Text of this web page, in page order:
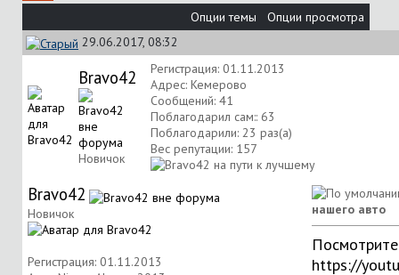
Опции темы
Опции просмотра
29.06.2017, 08:32
Bravo42
Новичок
Регистрация: 01.11.2013
Адрес: Кемерово
Сообщений: 41
Поблагодарил сам:: 63
Поблагодарили: 23 раз(а)
Вес репутации: 157
Bravo42
Новичок
Регистрация: 01.11.2013
нашего авто
https://